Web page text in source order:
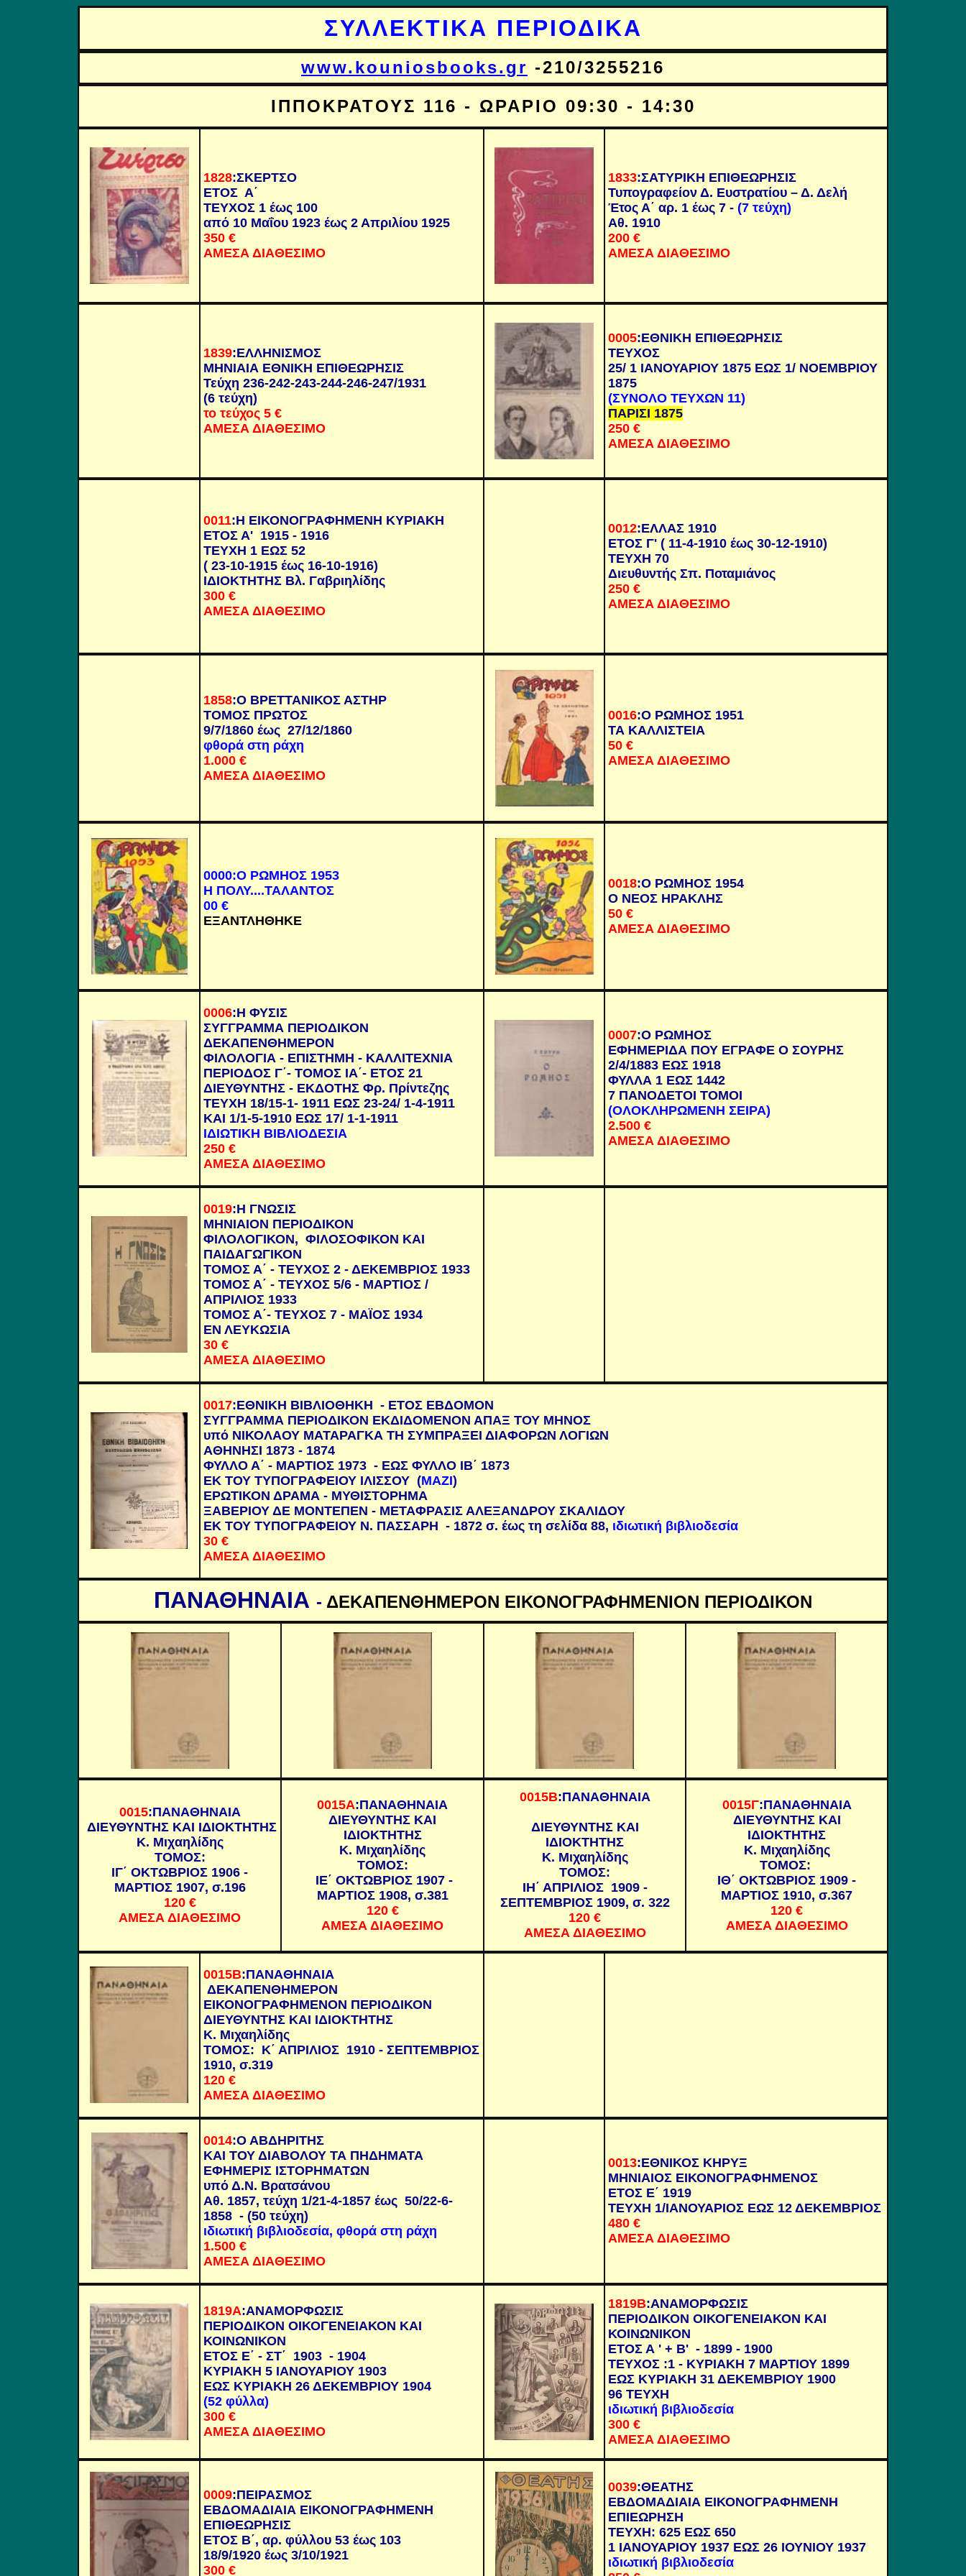
ΣΥΛΛΕΚΤΙΚΑ ΠΕΡΙΟΔΙΚΑ
www.kouniosbooks.gr -210/3255216
ΙΠΠΟΚΡΑΤΟΥΣ 116 - ΩΡΑΡΙΟ 09:30 - 14:30
1828:ΣΚΕΡΤΣΟ
ΕΤΟΣ Α΄
ΤΕΥΧΟΣ 1 έως 100
από 10 Μαΐου 1923 έως 2 Απριλίου 1925
350 €
ΑΜΕΣΑ ΔΙΑΘΕΣΙΜΟ
1833:ΣΑΤΥΡΙΚΗ ΕΠΙΘΕΩΡΗΣΙΣ
Τυπογραφείον Δ. Ευστρατίου – Δ. Δελή
Έτος Α΄ αρ. 1 έως 7 - (7 τεύχη)
Αθ. 1910
200 €
ΑΜΕΣΑ ΔΙΑΘΕΣΙΜΟ
1839:ΕΛΛΗΝΙΣΜΟΣ
ΜΗΝΙΑΙΑ ΕΘΝΙΚΗ ΕΠΙΘΕΩΡΗΣΙΣ
Τεύχη 236-242-243-244-246-247/1931
(6 τεύχη)
το τεύχος 5 €
ΑΜΕΣΑ ΔΙΑΘΕΣΙΜΟ
0005:ΕΘΝΙΚΗ ΕΠΙΘΕΩΡΗΣΙΣ
ΤΕΥΧΟΣ
25/ 1 ΙΑΝΟΥΑΡΙΟΥ 1875 ΕΩΣ 1/ ΝΟΕΜΒΡΙΟΥ
1875
(ΣΥΝΟΛΟ ΤΕΥΧΩΝ 11)
ΠΑΡΙΣΙ 1875
250 €
ΑΜΕΣΑ ΔΙΑΘΕΣΙΜΟ
0011:Η ΕΙΚΟΝΟΓΡΑΦΗΜΕΝΗ ΚΥΡΙΑΚΗ
ΕΤΟΣ Α' 1915 - 1916
ΤΕΥΧΗ 1 ΕΩΣ 52
( 23-10-1915 έως 16-10-1916)
ΙΔΙΟΚΤΗΤΗΣ Βλ. Γαβριηλίδης
300 €
ΑΜΕΣΑ ΔΙΑΘΕΣΙΜΟ
0012:ΕΛΛΑΣ 1910
ΕΤΟΣ Γ' ( 11-4-1910 έως 30-12-1910)
ΤΕΥΧΗ 70
Διευθυντής Σπ. Ποταμιάνος
250 €
ΑΜΕΣΑ ΔΙΑΘΕΣΙΜΟ
1858:Ο ΒΡΕΤΤΑΝΙΚΟΣ ΑΣΤΗΡ
ΤΟΜΟΣ ΠΡΩΤΟΣ
9/7/1860 έως 27/12/1860
φθορά στη ράχη
1.000 €
ΑΜΕΣΑ ΔΙΑΘΕΣΙΜΟ
0016:Ο ΡΩΜΗΟΣ 1951
ΤΑ ΚΑΛΛΙΣΤΕΙΑ
50 €
ΑΜΕΣΑ ΔΙΑΘΕΣΙΜΟ
0000:Ο ΡΩΜΗΟΣ 1953
Η ΠΟΛΥ....ΤΑΛΑΝΤΟΣ
00 €
ΕΞΑΝΤΛΗΘΗΚΕ
0018:Ο ΡΩΜΗΟΣ 1954
Ο ΝΕΟΣ ΗΡΑΚΛΗΣ
50 €
ΑΜΕΣΑ ΔΙΑΘΕΣΙΜΟ
0006:Η ΦΥΣΙΣ
ΣΥΓΓΡΑΜΜΑ ΠΕΡΙΟΔΙΚΟΝ
ΔΕΚΑΠΕΝΘΗΜΕΡΟΝ
ΦΙΛΟΛΟΓΙΑ - ΕΠΙΣΤΗΜΗ - ΚΑΛΛΙΤΕΧΝΙΑ
ΠΕΡΙΟΔΟΣ Γ΄- ΤΟΜΟΣ ΙΑ΄- ΕΤΟΣ 21
ΔΙΕΥΘΥΝΤΗΣ - ΕΚΔΟΤΗΣ Φρ. Πρίντεζης
ΤΕΥΧΗ 18/15-1- 1911 ΕΩΣ 23-24/ 1-4-1911
ΚΑΙ 1/1-5-1910 ΕΩΣ 17/ 1-1-1911
ΙΔΙΩΤΙΚΗ ΒΙΒΛΙΟΔΕΣΙΑ
250 €
ΑΜΕΣΑ ΔΙΑΘΕΣΙΜΟ
0007:Ο ΡΩΜΗΟΣ
ΕΦΗΜΕΡΙΔΑ ΠΟΥ ΕΓΡΑΦΕ Ο ΣΟΥΡΗΣ
2/4/1883 ΕΩΣ 1918
ΦΥΛΛΑ 1 ΕΩΣ 1442
7 ΠΑΝΟΔΕΤΟΙ ΤΟΜΟΙ
(ΟΛΟΚΛΗΡΩΜΕΝΗ ΣΕΙΡΑ)
2.500 €
ΑΜΕΣΑ ΔΙΑΘΕΣΙΜΟ
0019:Η ΓΝΩΣΙΣ
ΜΗΝΙΑΙΟΝ ΠΕΡΙΟΔΙΚΟΝ
ΦΙΛΟΛΟΓΙΚΟΝ, ΦΙΛΟΣΟΦΙΚΟΝ ΚΑΙ
ΠΑΙΔΑΓΩΓΙΚΟΝ
ΤΟΜΟΣ Α΄ - ΤΕΥΧΟΣ 2 - ΔΕΚΕΜΒΡΙΟΣ 1933
ΤΟΜΟΣ Α΄ - ΤΕΥΧΟΣ 5/6 - ΜΑΡΤΙΟΣ /
ΑΠΡΙΛΙΟΣ 1933
ΤΟΜΟΣ Α΄- ΤΕΥΧΟΣ 7 - ΜΑΪΟΣ 1934
ΕΝ ΛΕΥΚΩΣΙΑ
30 €
ΑΜΕΣΑ ΔΙΑΘΕΣΙΜΟ
0017:ΕΘΝΙΚΗ ΒΙΒΛΙΟΘΗΚΗ - ΕΤΟΣ ΕΒΔΟΜΟΝ
ΣΥΓΓΡΑΜΜΑ ΠΕΡΙΟΔΙΚΟΝ ΕΚΔΙΔΟΜΕΝΟΝ ΑΠΑΞ ΤΟΥ ΜΗΝΟΣ
υπό ΝΙΚΟΛΑΟΥ ΜΑΤΑΡΑΓΚΑ ΤΗ ΣΥΜΠΡΑΞΕΙ ΔΙΑΦΟΡΩΝ ΛΟΓΙΩΝ
ΑΘΗΝΗΣΙ 1873 - 1874
ΦΥΛΛΟ Α΄ - ΜΑΡΤΙΟΣ 1973 - ΕΩΣ ΦΥΛΛΟ ΙΒ΄ 1873
ΕΚ ΤΟΥ ΤΥΠΟΓΡΑΦΕΙΟΥ ΙΛΙΣΣΟΥ (ΜΑΖΙ)
ΕΡΩΤΙΚΟΝ ΔΡΑΜΑ - ΜΥΘΙΣΤΟΡΗΜΑ
ΞΑΒΕΡΙΟΥ ΔΕ ΜΟΝΤΕΠΕΝ - ΜΕΤΑΦΡΑΣΙΣ ΑΛΕΞΑΝΔΡΟΥ ΣΚΑΛΙΔΟΥ
ΕΚ ΤΟΥ ΤΥΠΟΓΡΑΦΕΙΟΥ Ν. ΠΑΣΣΑΡΗ - 1872 σ. έως τη σελίδα 88, ιδιωτική βιβλιοδεσία
30 €
ΑΜΕΣΑ ΔΙΑΘΕΣΙΜΟ
ΠΑΝΑΘΗΝΑΙΑ - ΔΕΚΑΠΕΝΘΗΜΕΡΟΝ ΕΙΚΟΝΟΓΡΑΦΗΜΕΝΙΟΝ ΠΕΡΙΟΔΙΚΟΝ
0015:ΠΑΝΑΘΗΝΑΙΑ
ΔΙΕΥΘΥΝΤΗΣ ΚΑΙ ΙΔΙΟΚΤΗΤΗΣ
Κ. Μιχαηλίδης
ΤΟΜΟΣ:
ΙΓ΄ ΟΚΤΩΒΡΙΟΣ 1906 -
ΜΑΡΤΙΟΣ 1907, σ.196
120 €
ΑΜΕΣΑ ΔΙΑΘΕΣΙΜΟ
0015Α:ΠΑΝΑΘΗΝΑΙΑ
ΔΙΕΥΘΥΝΤΗΣ ΚΑΙ
ΙΔΙΟΚΤΗΤΗΣ
Κ. Μιχαηλίδης
ΤΟΜΟΣ:
ΙΕ΄ ΟΚΤΩΒΡΙΟΣ 1907 -
ΜΑΡΤΙΟΣ 1908, σ.381
120€
ΑΜΕΣΑ ΔΙΑΘΕΣΙΜΟ
0015Β:ΠΑΝΑΘΗΝΑΙΑ
ΔΙΕΥΘΥΝΤΗΣ ΚΑΙ
ΙΔΙΟΚΤΗΤΗΣ
Κ. Μιχαηλίδης
ΤΟΜΟΣ:
ΙΗ΄ ΑΠΡΙΛΙΟΣ 1909 -
ΣΕΠΤΕΜΒΡΙΟΣ 1909, σ. 322
120 €
ΑΜΕΣΑ ΔΙΑΘΕΣΙΜΟ
0015Γ:ΠΑΝΑΘΗΝΑΙΑ
ΔΙΕΥΘΥΝΤΗΣ ΚΑΙ
ΙΔΙΟΚΤΗΤΗΣ
Κ. Μιχαηλίδης
ΤΟΜΟΣ:
ΙΘ΄ ΟΚΤΩΒΡΙΟΣ 1909 -
ΜΑΡΤΙΟΣ 1910, σ.367
120 €
ΑΜΕΣΑ ΔΙΑΘΕΣΙΜΟ
0015Β:ΠΑΝΑΘΗΝΑΙΑ
ΔΕΚΑΠΕΝΘΗΜΕΡΟΝ
ΕΙΚΟΝΟΓΡΑΦΗΜΕΝΟΝ ΠΕΡΙΟΔΙΚΟΝ
ΔΙΕΥΘΥΝΤΗΣ ΚΑΙ ΙΔΙΟΚΤΗΤΗΣ
Κ. Μιχαηλίδης
ΤΟΜΟΣ: Κ΄ ΑΠΡΙΛΙΟΣ 1910 - ΣΕΠΤΕΜΒΡΙΟΣ
1910, σ.319
120 €
ΑΜΕΣΑ ΔΙΑΘΕΣΙΜΟ
0014:Ο ΑΒΔΗΡΙΤΗΣ
ΚΑΙ ΤΟΥ ΔΙΑΒΟΛΟΥ ΤΑ ΠΗΔΗΜΑΤΑ
ΕΦΗΜΕΡΙΣ ΙΣΤΟΡΗΜΑΤΩΝ
υπό Δ.Ν. Βρατσάνου
Αθ. 1857, τεύχη 1/21-4-1857 έως 50/22-6-
1858 - (50 τεύχη)
ιδιωτική βιβλιοδεσία, φθορά στη ράχη
1.500 €
ΑΜΕΣΑ ΔΙΑΘΕΣΙΜΟ
0013:ΕΘΝΙΚΟΣ ΚΗΡΥΞ
ΜΗΝΙΑΙΟΣ ΕΙΚΟΝΟΓΡΑΦΗΜΕΝΟΣ
ΕΤΟΣ Ε΄ 1919
ΤΕΥΧΗ 1/ΙΑΝΟΥΑΡΙΟΣ ΕΩΣ 12 ΔΕΚΕΜΒΡΙΟΣ
480 €
ΑΜΕΣΑ ΔΙΑΘΕΣΙΜΟ
1819Α:ΑΝΑΜΟΡΦΩΣΙΣ
ΠΕΡΙΟΔΙΚΟΝ ΟΙΚΟΓΕΝΕΙΑΚΟΝ ΚΑΙ
ΚΟΙΝΩΝΙΚΟΝ
ΕΤΟΣ Ε΄ - ΣΤ΄ 1903 - 1904
ΚΥΡΙΑΚΗ 5 ΙΑΝΟΥΑΡΙΟΥ 1903
ΕΩΣ ΚΥΡΙΑΚΗ 26 ΔΕΚΕΜΒΡΙΟΥ 1904
(52 φύλλα)
300 €
ΑΜΕΣΑ ΔΙΑΘΕΣΙΜΟ
1819Β:ΑΝΑΜΟΡΦΩΣΙΣ
ΠΕΡΙΟΔΙΚΟΝ ΟΙΚΟΓΕΝΕΙΑΚΟΝ ΚΑΙ
ΚΟΙΝΩΝΙΚΟΝ
ΕΤΟΣ Α ' + Β' - 1899 - 1900
ΤΕΥΧΟΣ :1 - ΚΥΡΙΑΚΗ 7 ΜΑΡΤΙΟΥ 1899
ΕΩΣ ΚΥΡΙΑΚΗ 31 ΔΕΚΕΜΒΡΙΟΥ 1900
96 ΤΕΥΧΗ
ιδιωτική βιβλιοδεσία
300 €
ΑΜΕΣΑ ΔΙΑΘΕΣΙΜΟ
0009:ΠΕΙΡΑΣΜΟΣ
ΕΒΔΟΜΑΔΙΑΙΑ ΕΙΚΟΝΟΓΡΑΦΗΜΕΝΗ
ΕΠΙΘΕΩΡΗΣΙΣ
ΕΤΟΣ Β΄, αρ. φύλλου 53 έως 103
18/9/1920 έως 3/10/1921
300 €
0039:ΘΕΑΤΗΣ
ΕΒΔΟΜΑΔΙΑΙΑ ΕΙΚΟΝΟΓΡΑΦΗΜΕΝΗ
ΕΠΙΕΩΡΗΣΗ
ΤΕΥΧΗ: 625 ΕΩΣ 650
1 ΙΑΝΟΥΑΡΙΟΥ 1937 ΕΩΣ 26 ΙΟΥΝΙΟΥ 1937
ιδιωτική βιβλιοδεσία